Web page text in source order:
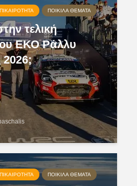
ΠΟΙΚΊΛΑ ΘΈΜΑΤΑ
τελική
ΕΚΟ Ράλλυ
2026;
ΠΟΙΚΊΛΑ ΘΈΜΑΤΑ